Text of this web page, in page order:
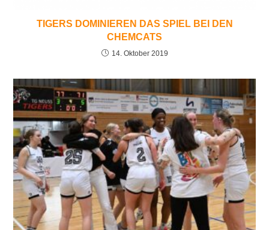
TIGERS DOMINIEREN DAS SPIEL BEI DEN
CHEMCATS
14. Oktober 2019